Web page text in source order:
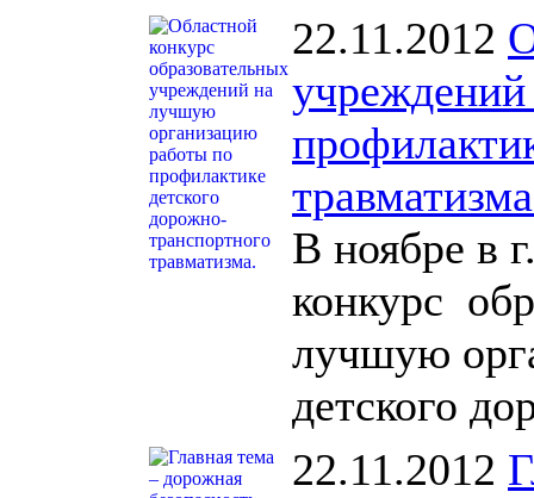
22.11.2012
В ноябре в
конкурс
лучшую
детского
22.11.2012